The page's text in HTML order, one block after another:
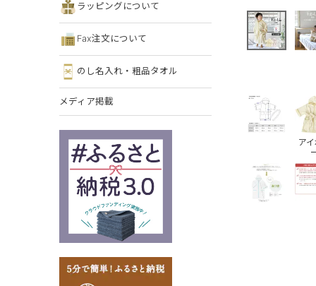
ラッピングについて
Fax注文について
のし名入れ・粗品タオル
メディア掲載
ア